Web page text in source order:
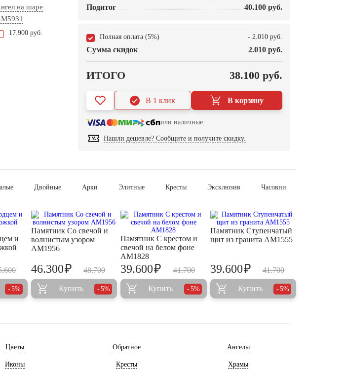
на шаре
17.900 руб.
Подитог 40.100 руб.
Полная оплата (5%) - 2.010 руб.
Сумма скидок 2.010 руб.
ИТОГО 38.100 руб.
В корзину
В 1 клик
или наличные.
Нашли дешевле? Сообщите и получите скидку.
Двойные Арки Элитные Кресты Эксклюзив Часовни
и
5%
Памятник Со свечой и
волнистым узором
AM1956
48.700
46.300₽
Купить 5%
Памятник С крестом и
свечой на белом фоне
AM1828
41.700
39.600₽
Купить 5%
Памятник Ступенчатый
щит из гранита AM1555
41.700
39.600₽
Купить 5%
Цветы Обратное Ангелы
Иконы Кресты Храмы